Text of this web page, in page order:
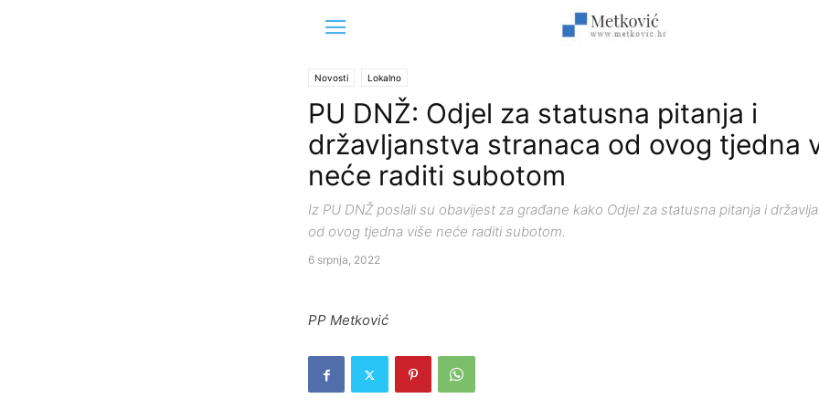
Novosti Lokalno
PU DNŽ: Odjel za statusna pitanja i
državljanstva stranaca od ovog tjedna
neće raditi subotom
Iz PU DNŽ poslali su obavijest za građane kako Odjel za statusna pitanja i
od ovog tjedna više neće raditi subotom.
6 srpnja, 2022
PP Metković